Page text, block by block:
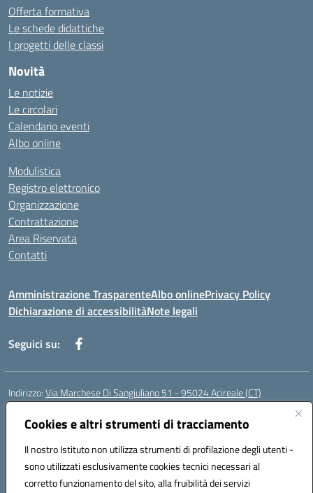
Cookies e altri strumenti di tracciamento
Il nostro Istituto non utilizza strumenti di profilazione degli utenti -
sono utilizzati esclusivamente cookies tecnici necessari al
corretto funzionamento del sito, alla fruibilità dei servizi
Offerta formativa
Le schede didattiche
I progetti delle classi
Novità
Le notizie
Le circolari
Calendario eventi
Albo online
Modulistica
Registro elettronico
Organizzazione
Contrattazione
Area Riservata
Contatti
Amministrazione TrasparenteAlbo onlinePrivacy Policy
Dichiarazione di accessibilitàNote legali
Seguici su:
Indirizzo:Via Marchese Di Sangiuliano 51 - 95024 Acireale (CT)
Centralino:
Posta elettronica certificata (PEC):ctic8at00b@pec.istruzione.it
Codice fiscale: 81001970870
Codice meccanografico:CTIC8AT00B
Codice Indice delle Pubbliche Amministrazioni (IPA): istsc_ctic8at00b